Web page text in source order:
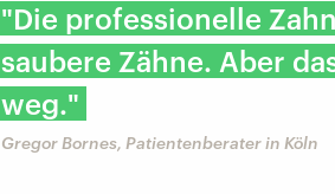
"Die professionelle
saubere Zähne. Aber
weg."
Gregor Bornes, Patientenberater in Köln